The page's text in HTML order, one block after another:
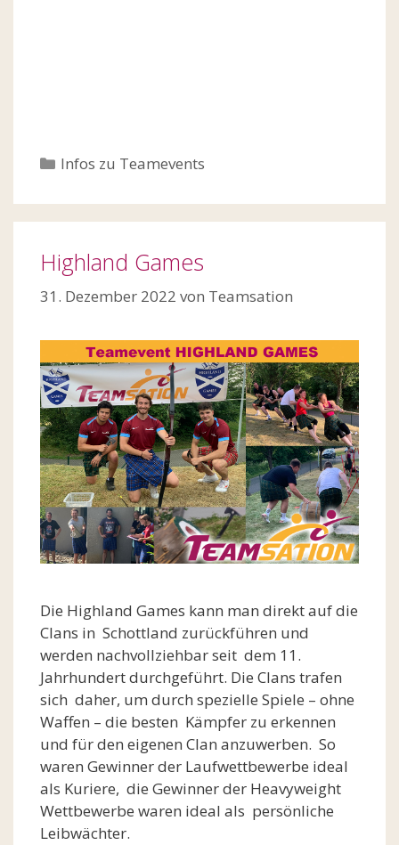
Kategorien
Infos zu Teamevents
Highland Games
31. Dezember 2022 von Teamsation
Die Highland Games kann man direkt auf die
Clans in Schottland zurückführen und
werden nachvollziehbar seit dem 11.
Jahrhundert durchgeführt. Die Clans trafen
sich daher, um durch spezielle Spiele – ohne
Waffen – die besten Kämpfer zu erkennen
und für den eigenen Clan anzuwerben. So
waren Gewinner der Laufwettbewerbe ideal
als Kuriere, die Gewinner der Heavyweight
Wettbewerbe waren ideal als persönliche
Leibwächter.